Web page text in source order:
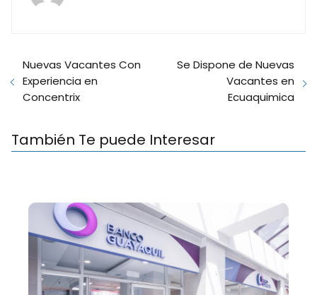
Nuevas Vacantes Con
Experiencia en
Concentrix
Se Dispone de Nuevas
Vacantes en
Ecuaquimica
También Te puede Interesar